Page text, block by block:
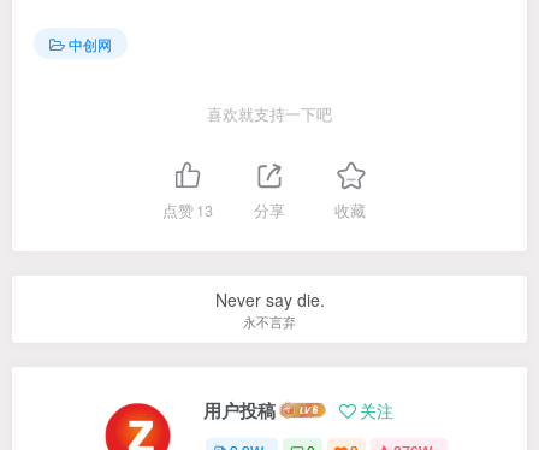
中创网
喜欢就支持一下吧
点赞13 分享 收藏
Never say die.
永不言弃
用户投稿 关注